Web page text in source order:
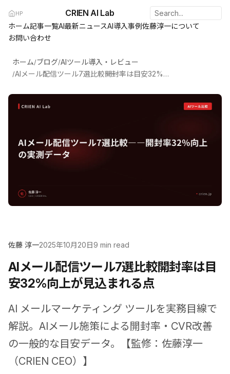
HP CRIEN AI Lab
ホーム記事一覧AI最新ニュースAI導入事例佐藤淳一について
お問い合わせ
ホーム/ブログ/AIツール導入・レビュー
/ AIメール配信ツール7選比較――開封率は目安32%向上が見込まれる点
佐藤 淳一2025年10月20日9 min read
AIメール配信ツール7選比較――開封率は目
安32%向上が見込まれる点
AI メールマーケティング ツールを実務目線で
解説。AIメール施策による開封率・CVR改善
の一般的な目安データ。【監修：佐藤淳一
（CRIEN CEO）】